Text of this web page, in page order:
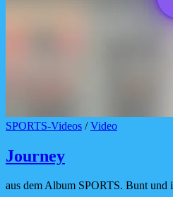
Cat
SPORTS-Videos /Video
Journey
aus dem Album SPORTS. Bunt